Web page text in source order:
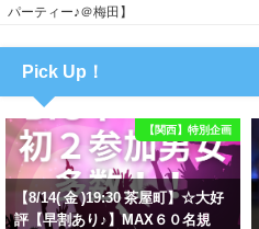
パーティー♪＠梅田】
Pick Up！
【関西】特別企画
【8/14( 金 )19:30 茶屋町】☆大好
評【早割あり♪】MAX６０名規